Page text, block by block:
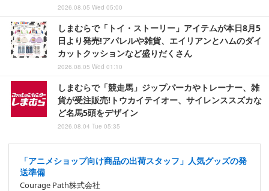
2026.08.05 Wed 05:00
しまむらで「トイ・ストーリー」アイテムが本日8月5
日より発売!アパレルや雑貨、エイリアンとハムのダイ
カットクッションなど盛りだくさん
2026.08.05 Wed 01:10
しまむらで「競走馬」ジップパーカやトレーナー、雑
貨が受注販売!トウカイテイオー、サイレンススズカな
ど名馬5頭をデザイン
2026.08.04 Tue 05:35
「アニメショップ向け商品の出荷スタッフ」人気グッズの発
送準備
Courage Path株式会社